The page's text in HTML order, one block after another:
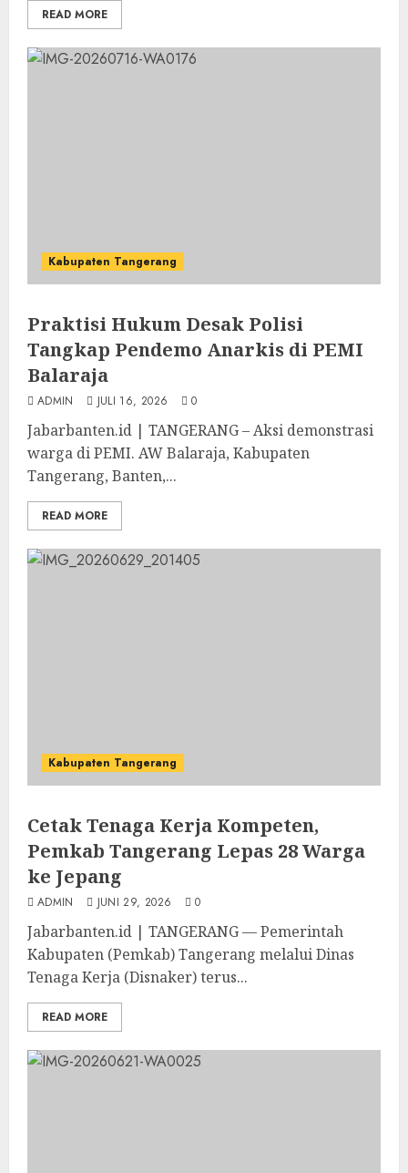
READ MORE
Kabupaten Tangerang
Praktisi Hukum Desak Polisi
Tangkap Pendemo Anarkis di PEMI
Balaraja
ADMIN JULI 16, 2026 0
Jabarbanten.id | TANGERANG – Aksi demonstrasi
warga di PEMI. AW Balaraja, Kabupaten
Tangerang, Banten,...
READ MORE
Kabupaten Tangerang
Cetak Tenaga Kerja Kompeten,
Pemkab Tangerang Lepas 28 Warga
ke Jepang
ADMIN JUNI 29, 2026 0
Jabarbanten.id | TANGERANG — Pemerintah
Kabupaten (Pemkab) Tangerang melalui Dinas
Tenaga Kerja (Disnaker) terus...
READ MORE